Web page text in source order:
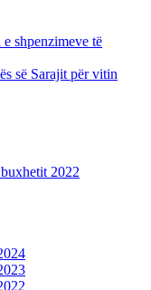
shpenzimeve të
së Sarajit për vitin
2022